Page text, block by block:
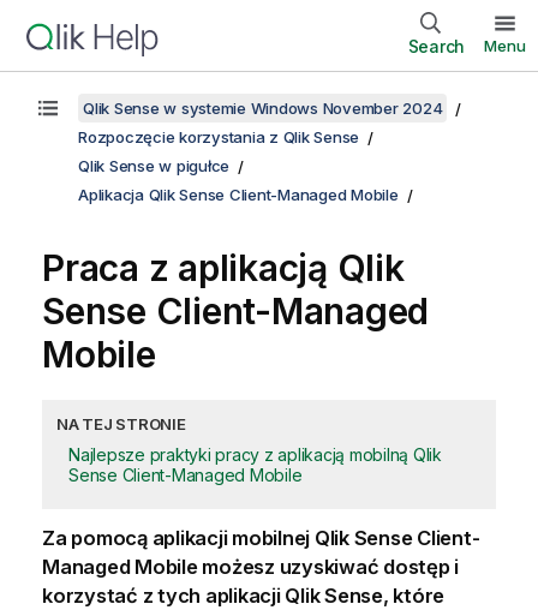
Search Menu
Qlik Sense w systemie Windows November 2024
Rozpoczęcie korzystania z Qlik Sense
Qlik Sense w pigułce
Aplikacja Qlik Sense Client-Managed Mobile
Praca z aplikacją Qlik
Sense Client-Managed
Mobile
NA TEJ STRONIE
Najlepsze praktyki pracy z aplikacją mobilną Qlik
Sense Client-Managed Mobile
Za pomocą aplikacji mobilnej Qlik Sense Client-
Managed Mobilemożesz uzyskiwać dostęp i
korzystać z tych aplikacji Qlik Sense, które